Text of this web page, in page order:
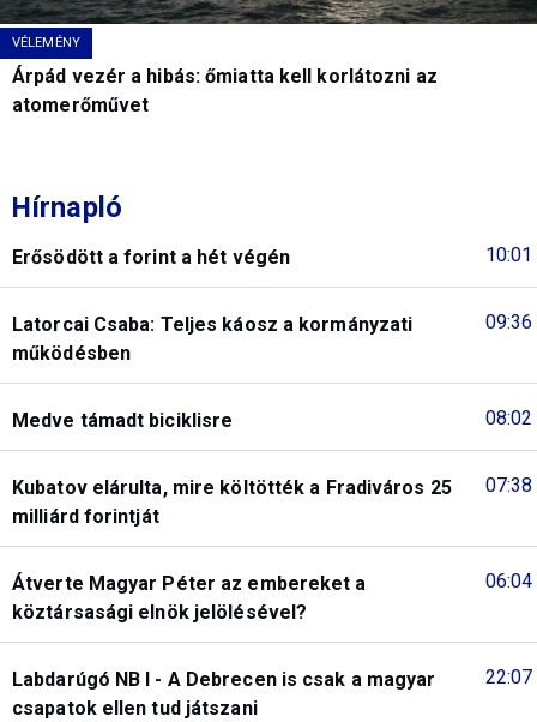
VÉLEMÉNY
Árpád vezér a hibás: őmiatta kell korlátozni az
atomerőművet
Hírnapló
10:01
Erősödött a forint a hét végén
09:36
Latorcai Csaba: Teljes káosz a kormányzati
működésben
08:02
Medve támadt biciklisre
07:38
Kubatov elárulta, mire költötték a Fradiváros 25
milliárd forintját
06:04
Átverte Magyar Péter az embereket a
köztársasági elnök jelölésével?
22:07
Labdarúgó NB I - A Debrecen is csak a magyar
csapatok ellen tud játszani